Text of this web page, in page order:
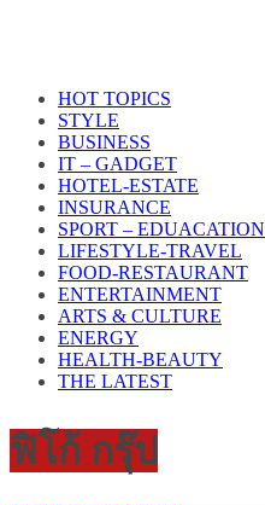
HOT TOPICS
STYLE
BUSINESS
IT – GADGET
HOTEL-ESTATE
INSURANCE
SPORT – EDUACATION
LIFESTYLE​-TRAVEL​
FOOD-RESTAURANT
ENTERTAINMENT
ARTS & CULTURE
ENERGY
HEALTH​-BEAUTY
THE LATEST
ฟิโก้ กรุ๊ป